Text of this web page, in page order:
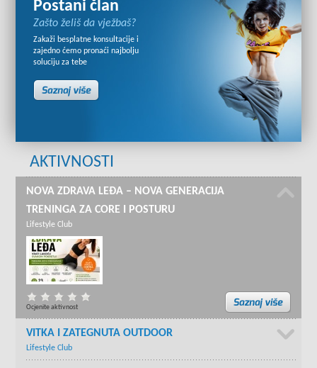
Postani član
Zašto želiš da vježbaš?
Zakaži besplatne konsultacije i
zajedno ćemo pronaći najbolju
soluciju za tebe
AKTIVNOSTI
NOVA ZDRAVA LEĐA – NOVA GENERACIJA
TRENINGA ZA CORE I POSTURU
Lifestyle Club
Ocjenite aktivnost
VITKA I ZATEGNUTA OUTDOOR
Lifestyle Club